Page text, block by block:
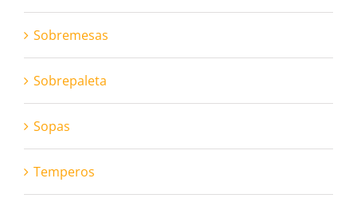
Sobremesas
Sobrepaleta
Sopas
Temperos